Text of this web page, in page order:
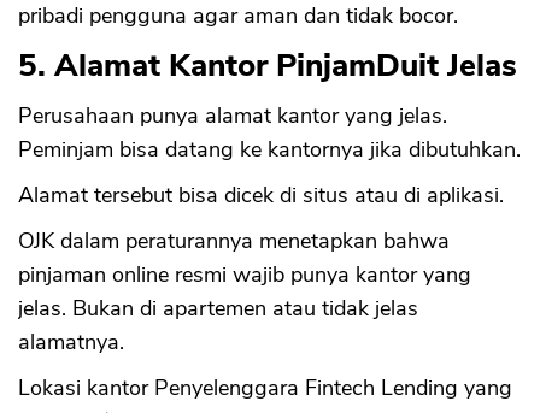
pribadi pengguna agar aman dan tidak bocor.
5. Alamat Kantor PinjamDuit Jelas
Perusahaan punya alamat kantor yang jelas.
Peminjam bisa datang ke kantornya jika dibutuhkan.
Alamat tersebut bisa dicek di situs atau di aplikasi.
OJK dalam peraturannya menetapkan bahwa
pinjaman online resmi wajib punya kantor yang
jelas. Bukan di apartemen atau tidak jelas
alamatnya.
Lokasi kantor Penyelenggara Fintech Lending yang